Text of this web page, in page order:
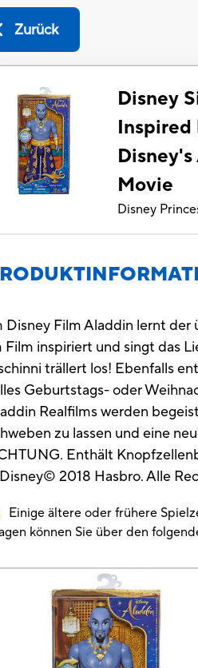
Zurück
Disney
Inspired
Movie
Disney
Disney Film Aladdin lernt der
Film inspiriert und singt das
trällert los! Ebenfalls
Geburtstags- oder
Realfilms werden
zu lassen und eine
Enthält
2018 Hasbro. Alle
Einige ältere oder frühere
können Sie über den